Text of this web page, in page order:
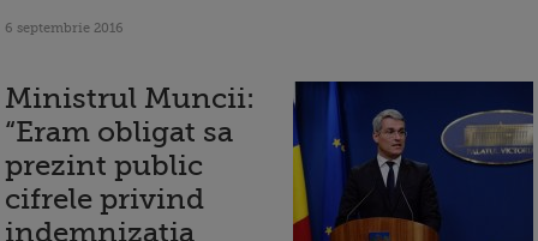
6 septembrie 2016
Ministrul Muncii:
“Eram obligat sa
prezint public
cifrele privind
indemnizatia